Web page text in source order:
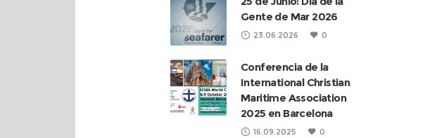
Gente de Mar 2026
23.06.2026 0
Conferencia de la
International Christian
Maritime Association
2025 en Barcelona
16.09.2025 0